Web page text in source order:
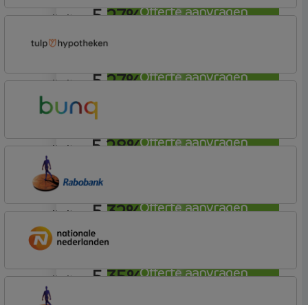
Offerte aanvragen
5,27%
Offerte aanvragen
annuiteit
5,27%
Offerte aanvragen
Woning
annuiteit
5,28%
Offerte aanvragen
Tulp Riant Hypotheek
annuiteit
5,32%
Offerte aanvragen
Bunq
Easy Mortgage
annuiteit
5,35%
Plusvoorwaarden
annuiteit
Nationale-Nederlanden Bank